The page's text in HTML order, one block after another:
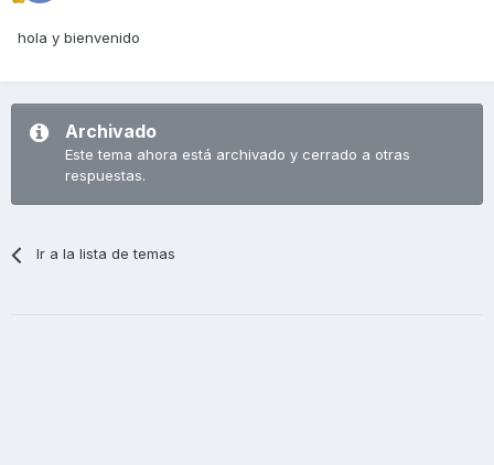
hola y bienvenido
Archivado
Este tema ahora está archivado y cerrado a otras
respuestas.
Ir a la lista de temas